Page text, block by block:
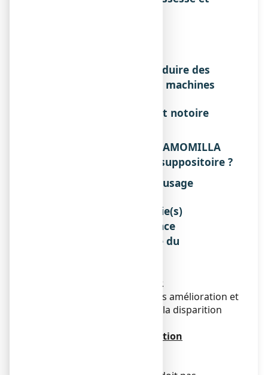
Effets sur l'aptitude à conduire des
véhicules ou à utiliser des machines
Liste des excipients à effet notoire
3. COMMENT UTILISER CHAMOMILLA
VULGARIS 9 CH BOIRON, suppositoire ?
Instructions pour un bon usage
Posologie, Mode et/ou voie(s)
d'administration, Fréquence
d'administration et Durée du
1 à 3 suppositoires par jour.
Espacer l'administration dès amélioration et
cesser l'administration dès la disparition
Mode et voie d'administration